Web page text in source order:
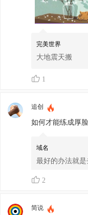
完美世界
大地震天搬
1
追创
如何才能练成厚
域名
最好的办法就是
2
简说